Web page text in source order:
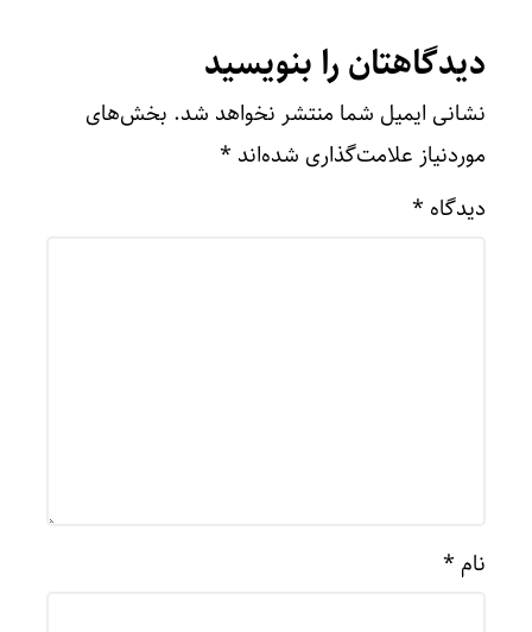
دیدگاهتان را بنویسید
نشانی ایمیل شما منتشر نخواهد شد. بخش‌های
موردنیاز علامت‌گذاری شده‌اند *
دیدگاه *
نام *